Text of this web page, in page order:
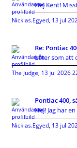
Hej Kent!
Nicklas.Egyed, 13 jul
Re: Pontiac
Låter som att
The Judge, 13 jul 2026
Pontiac 400,
Hej! Jag har
Nicklas.Egyed, 13 jul